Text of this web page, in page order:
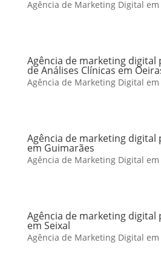
Agência de Marketing Digital
Agência de marketing
de Análises Clínicas em
Agência de Marketing Digital
Agência de marketing digital
em Guimarães
Agência de Marketing Digital
Agência de marketing digital
em Seixal
Agência de Marketing Digital